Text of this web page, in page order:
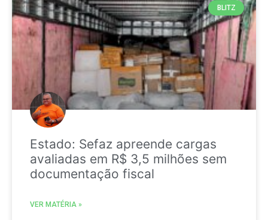
BLITZ
Estado: Sefaz apreende cargas
avaliadas em R$ 3,5 milhões sem
documentação fiscal
VER MATÉRIA »